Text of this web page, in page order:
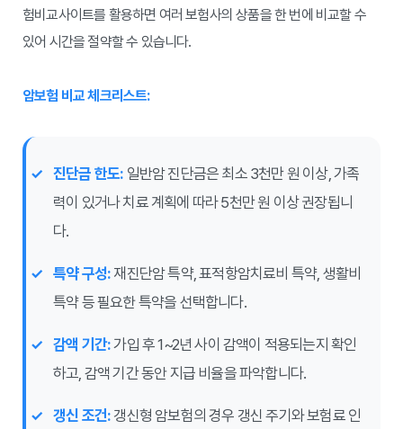
험비교사이트를 활용하면 여러 보험사의 상품을 한 번에 비교할 수
있어 시간을 절약할 수 있습니다.
암보험 비교 체크리스트:
진단금 한도: 일반암 진단금은 최소 3천만 원 이상, 가족
력이 있거나 치료 계획에 따라 5천만 원 이상 권장됩니
다.
특약 구성: 재진단암 특약, 표적항암치료비 특약, 생활비
특약 등 필요한 특약을 선택합니다.
감액 기간:가입 후 1~2년 사이 감액이 적용되는지 확인
하고, 감액 기간 동안 지급 비율을 파악합니다.
갱신 조건: 갱신형 암보험의 경우 갱신 주기와 보험료 인